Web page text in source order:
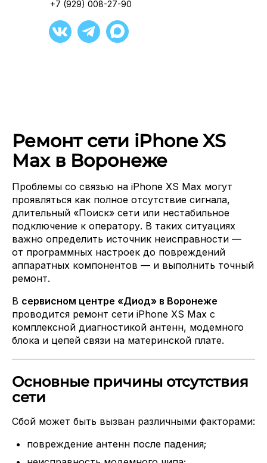
+7 (929) 008-27-90
Ремонт сети iPhone XS
Max в Воронеже
Проблемы со связью на iPhone XS Max могут
проявляться как полное отсутствие сигнала,
длительный «Поиск» сети или нестабильное
подключение к оператору. В таких ситуациях
важно определить источник неисправности —
от программных настроек до повреждений
аппаратных компонентов — и выполнить точный
ремонт.
В сервисном центре «Диод» в Воронеже
проводится ремонт сети iPhone XS Max с
комплексной диагностикой антенн, модемного
блока и цепей связи на материнской плате.
Основные причины отсутствия
сети
Сбой может быть вызван различными факторами:
повреждение антенн после падения;